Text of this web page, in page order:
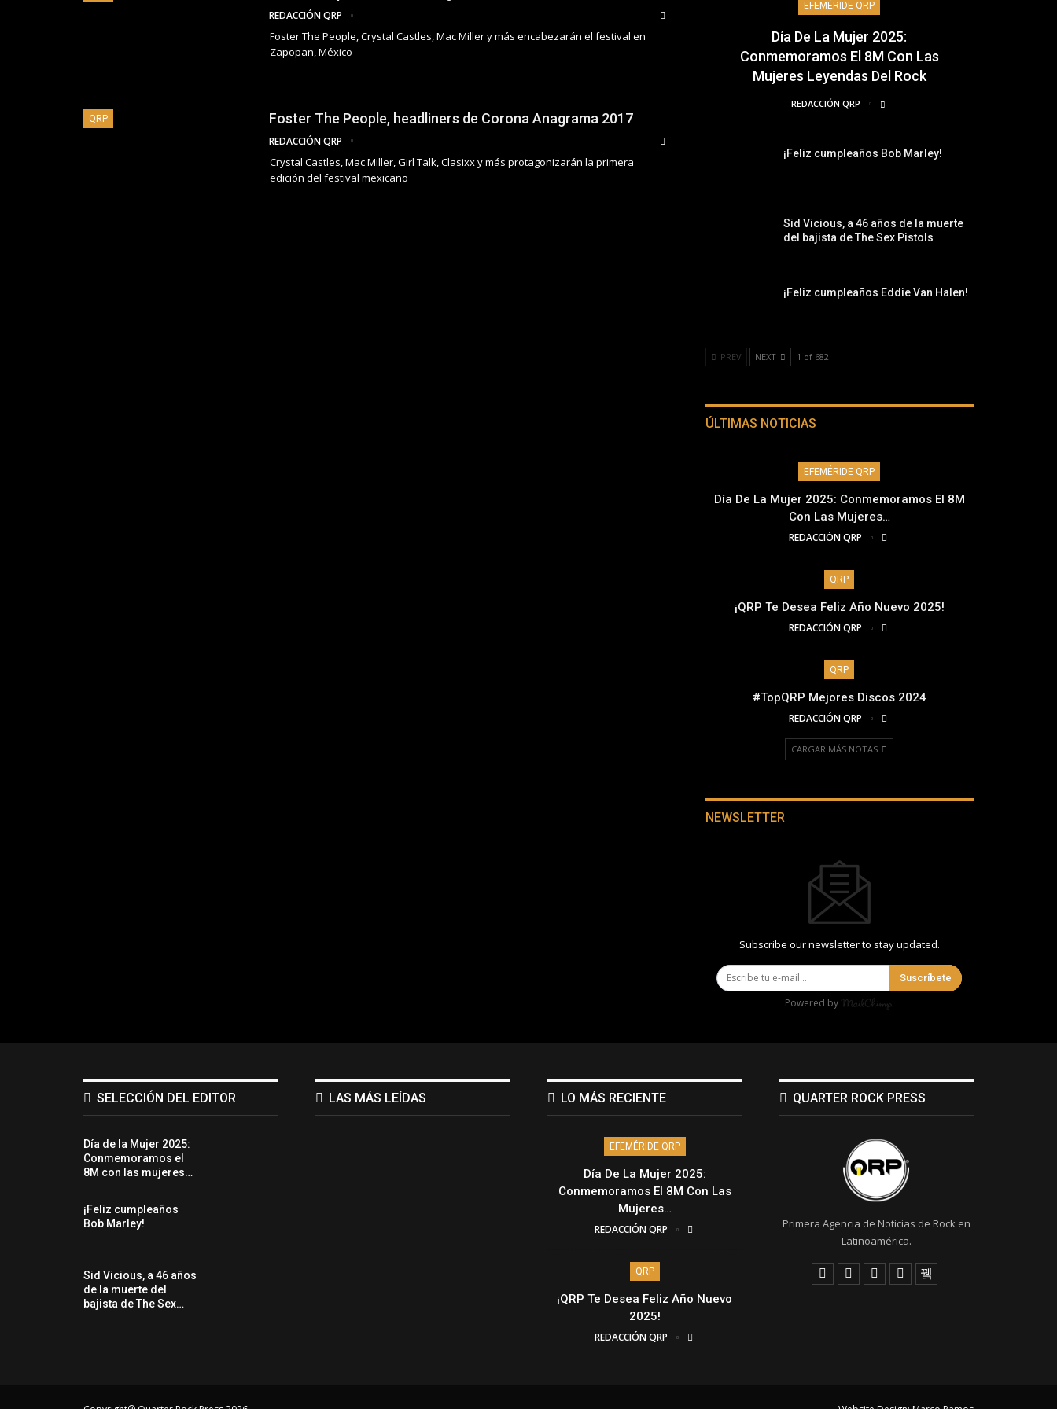
REDACCIÓN QRP
Foster The People, Crystal Castles, Mac Miller y más encabezarán el festival en
Zapopan, México
QRP Foster The People, headliners de Corona Anagrama 2017
REDACCIÓN QRP
Crystal Castles, Mac Miller, Girl Talk, Clasixx y más protagonizarán la primera
edición del festival mexicano
EFEMÉRIDE QRP
Día De La Mujer 2025:
Conmemoramos El 8M Con Las
Mujeres Leyendas Del Rock
REDACCIÓN QRP
¡Feliz cumpleaños Bob Marley!
Sid Vicious, a 46 años de la muerte
del bajista de The Sex Pistols
¡Feliz cumpleaños Eddie Van Halen!
PREV NEXT 1 of 682
ÚLTIMAS NOTICIAS
EFEMÉRIDE QRP
Día De La Mujer 2025: Conmemoramos El 8M
Con Las Mujeres…
REDACCIÓN QRP
QRP
¡QRP Te Desea Feliz Año Nuevo 2025!
REDACCIÓN QRP
QRP
#TopQRP Mejores Discos 2024
REDACCIÓN QRP
CARGAR MÁS NOTAS
NEWSLETTER
Subscribe our newsletter to stay updated.
Suscríbete
Powered by
SELECCIÓN DEL EDITOR
Día de la Mujer 2025:
Conmemoramos el
8M con las mujeres…
¡Feliz cumpleaños
Bob Marley!
Sid Vicious, a 46 años
de la muerte del
bajista de The Sex…
LAS MÁS LEÍDAS LO MÁS RECIENTE
EFEMÉRIDE QRP
Día De La Mujer 2025:
Conmemoramos El 8M Con Las
Mujeres…
REDACCIÓN QRP
QRP
¡QRP Te Desea Feliz Año Nuevo
2025!
REDACCIÓN QRP
QUARTER ROCK PRESS
Primera Agencia de Noticias de Rock en
Latinoamérica.